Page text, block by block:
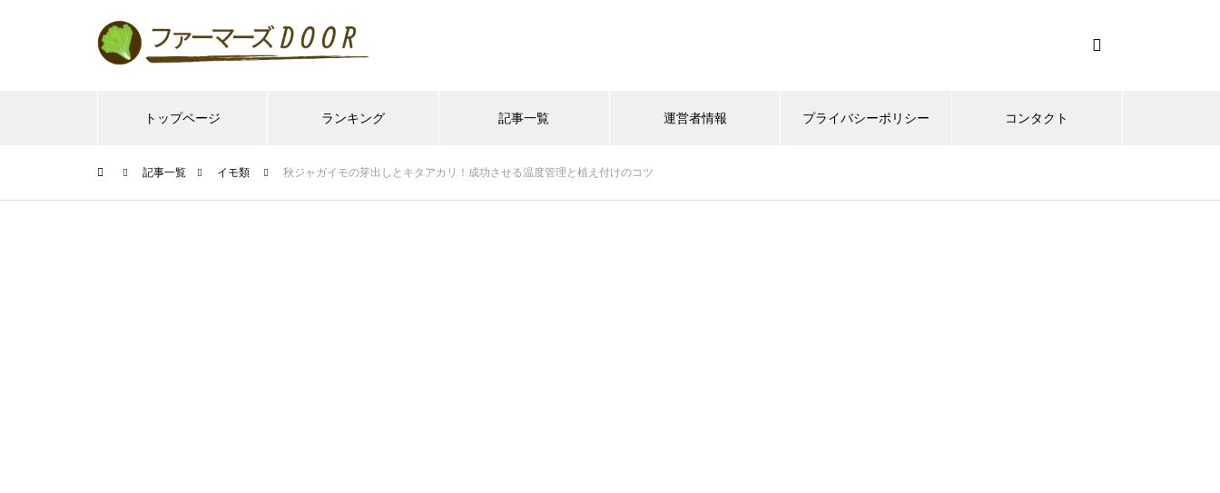
トップページ ランキング 記事一覧 運営者情報 プライバシーポリシー コンタクト
記事一覧 イモ類 秋ジャガイモの芽出しとキタアカリ！成功させる温度管理と植え付けのコツ